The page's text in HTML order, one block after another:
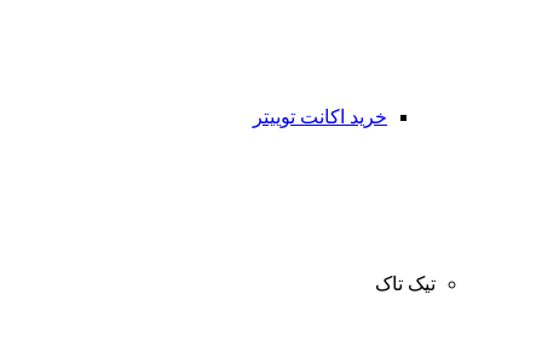
خرید اکانت توییتر
تیک تاک